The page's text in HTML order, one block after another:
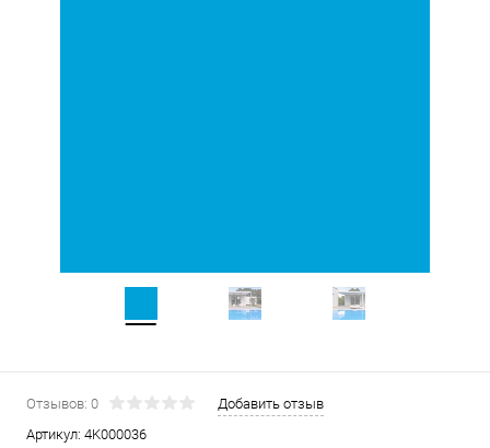
Отзывов: 0
Добавить отзыв
Артикул: 4K000036